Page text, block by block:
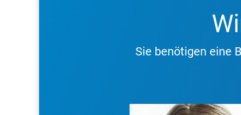
Sie benötigen eine